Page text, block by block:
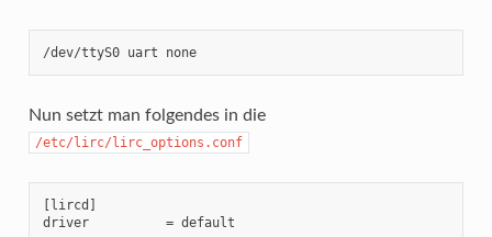
/dev/ttyS0 uart none
Nun setzt man folgendes in die
/etc/lirc/lirc_options.conf
[lircd]
driver          = default